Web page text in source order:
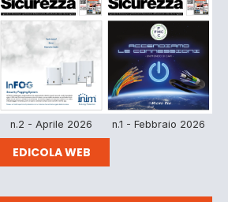
n.2 - Aprile 2026 n.1 - Febbraio 2026
EDICOLA WEB